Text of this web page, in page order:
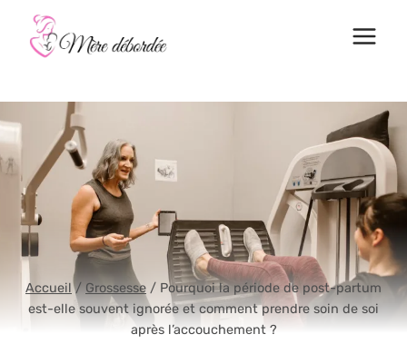
contenu
Accueil / Grossesse / Pourquoi la période de post-partum
est-elle souvent ignorée et comment prendre soin de soi
après l’accouchement ?